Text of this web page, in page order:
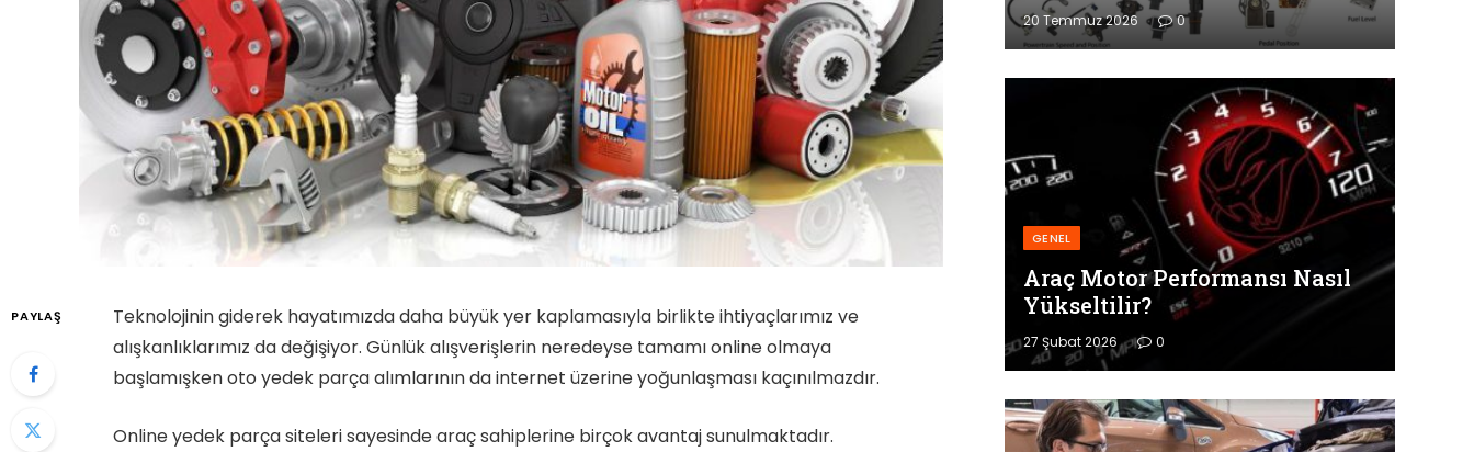
PAYLAŞ
Teknolojinin giderek hayatımızda daha büyük yer kaplamasıyla birlikte ihtiyaçlarımız ve
alışkanlıklarımız da değişiyor. Günlük alışverişlerin neredeyse tamamı online olmaya
başlamışken oto yedek parça alımlarının da internet üzerine yoğunlaşması kaçınılmazdır.
Online yedek parça siteleri sayesinde araç sahiplerine birçok avantaj sunulmaktadır.
20 Temmuz 2026 0
GENEL
Araç Motor Performansı Nasıl
Yükseltilir?
27 Şubat 2026 0